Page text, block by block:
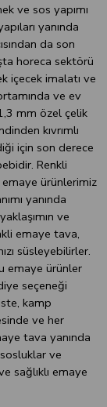
ve sos yapımı
yanında
da son
horeca sektörü
içecek imalatı ve
ve ev
mm özel çelik
kıvrımlı
için son derece
Renkli
ürünlerimiz
yanında
ve
emaye tava,
süsleyebilirler.
emaye ürünler
seçeneği
kamp
ve her
tava yanında
ve
sağlıklı emaye